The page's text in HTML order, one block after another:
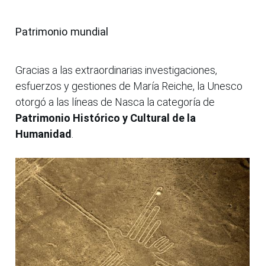
Patrimonio mundial
Gracias a las extraordinarias investigaciones,
esfuerzos y gestiones de María Reiche, la Unesco
otorgó a las líneas de Nasca la categoría de
Patrimonio Histórico y Cultural de la
Humanidad